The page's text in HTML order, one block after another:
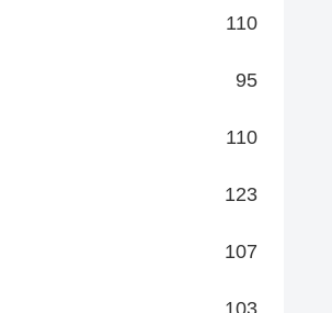
110
95
110
123
107
103